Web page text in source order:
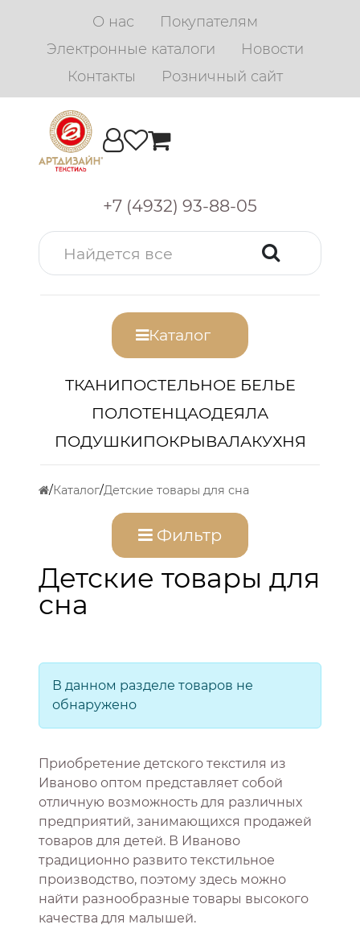
О нас
Покупателям
Электронные каталоги
Новости
Контакты
Розничный сайт
+7 (4932) 93-88-05
Каталог
ТКАНИПОСТЕЛЬНОЕ БЕЛЬЕ
ПОЛОТЕНЦАОДЕЯЛА
ПОДУШКИПОКРЫВАЛАКУХНЯ
Каталог Детские товары для сна
Фильтр
Детские товары для
сна
В данном разделе товаров не
обнаружено
Приобретение детского текстиля из
Иваново оптом представляет собой
отличную возможность для различных
предприятий, занимающихся продажей
товаров для детей. В Иваново
традиционно развито текстильное
производство, поэтому здесь можно
найти разнообразные товары высокого
качества для малышей.